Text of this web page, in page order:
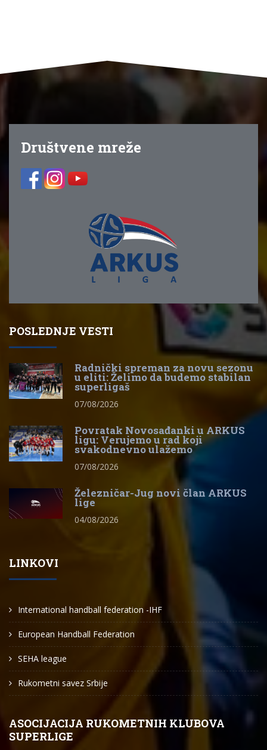
Društvene mreže
POSLEDNJE VESTI
Radnički spreman za novu sezonu
u eliti: Želimo da budemo stabilan
superligaš
07/08/2026
Povratak Novosađanki u ARKUS
ligu: Verujemo u rad koji
svakodnevno ulažemo
07/08/2026
Železničar-Jug novi član ARKUS
lige
04/08/2026
LINKOVI
International handball federation -IHF
European Handball Federation
SEHA league
Rukometni savez Srbije
ASOCIJACIJA RUKOMETNIH KLUBOVA
SUPERLIGE